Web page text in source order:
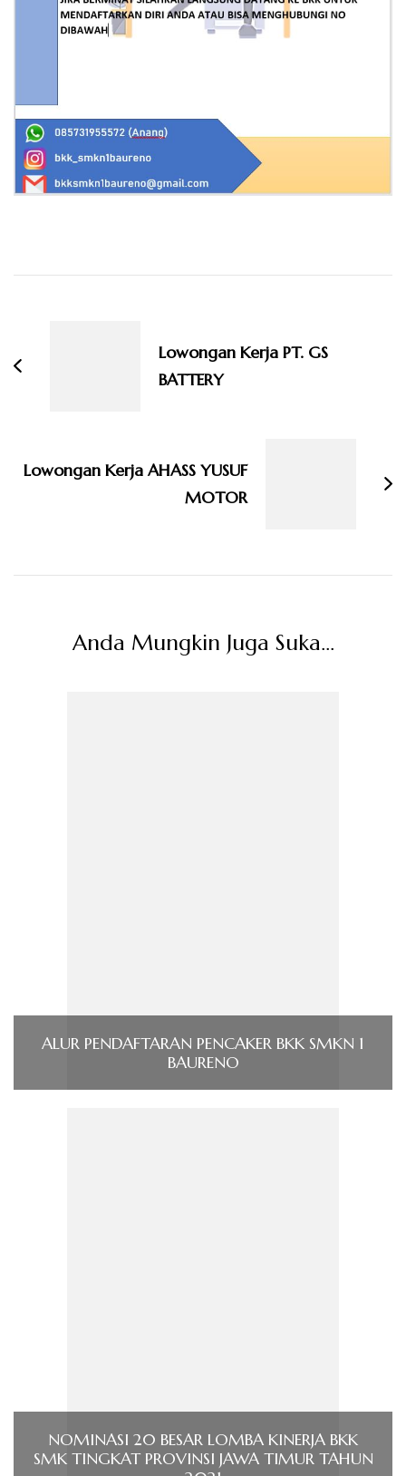
Lowongan Kerja PT. GS
BATTERY
Lowongan Kerja AHASS YUSUF
MOTOR
Anda Mungkin Juga Suka...
ALUR PENDAFTARAN PENCAKER BKK SMKN 1
BAURENO
NOMINASI 20 BESAR LOMBA KINERJA BKK
SMK TINGKAT PROVINSI JAWA TIMUR TAHUN